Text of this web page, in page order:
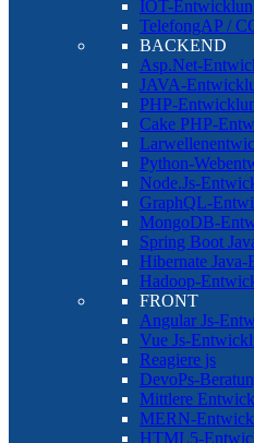
IOT-
TelefongAP /
BACKEND
Asp.Net-
JAVA-
PHP-
Cake PHP-
Python-
Node.Js-
GraphQL-
MongoDB-
Spring Boot
Hibernate
Hadoop-
FRONT
Angular Js-
Vue Js-
Reagiere js
DevoPs-
Mittlere
MERN-
HTML5-